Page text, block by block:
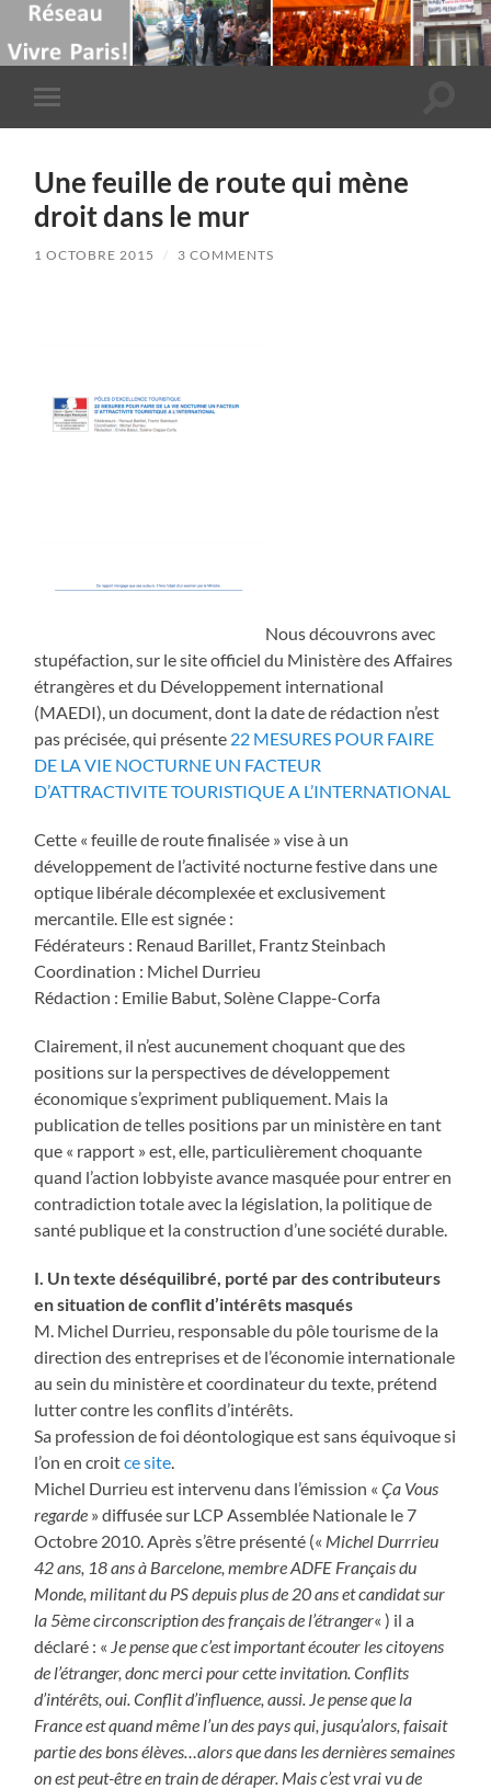
Toggle
mobile
Une feuille de route qui mène
droit dans le mur
1 OCTOBRE 2015 / 3 COMMENTS
Nous découvrons avec
stupéfaction, sur le site officiel du Ministère des Affaires
étrangères et du Développement international
(MAEDI), un document, dont la date de rédaction n’est
pas précisée, qui présente 22 MESURES POUR FAIRE
DE LA VIE NOCTURNE UN FACTEUR
D’ATTRACTIVITE TOURISTIQUE A L’INTERNATIONAL
Cette « feuille de route finalisée » vise à un
développement de l’activité nocturne festive dans une
optique libérale décomplexée et exclusivement
mercantile. Elle est signée :
Fédérateurs : Renaud Barillet, Frantz Steinbach
Coordination : Michel Durrieu
Rédaction : Emilie Babut, Solène Clappe-Corfa
Clairement, il n’est aucunement choquant que des
positions sur la perspectives de développement
économique s’expriment publiquement. Mais la
publication de telles positions par un ministère en tant
que « rapport » est, elle, particulièrement choquante
quand l’action lobbyiste avance masquée pour entrer en
contradiction totale avec la législation, la politique de
santé publique et la construction d’une société durable.
I. Un texte déséquilibré, porté par des contributeurs
en situation de conflit d’intérêts masqués
M. Michel Durrieu, responsable du pôle tourisme de la
direction des entreprises et de l’économie internationale
au sein du ministère et coordinateur du texte, prétend
lutter contre les conflits d’intérêts.
Sa profession de foi déontologique est sans équivoque si
l’on en croitce site
Michel Durrieu est intervenu dans l’émission «Ça Vous
regarde » diffusée sur LCP Assemblée Nationale le 7
Octobre 2010. Après s’être présenté (« Michel Durrrieu
42 ans, 18 ans à Barcelone, membre ADFE Français du
Monde, militant du PS depuis plus de 20 ans et candidat sur
la 5ème circonscription des français de l’étranger« ) il a
déclaré : « Je pense que c’est important écouter les citoyens
de l’étranger, donc merci pour cette invitation. Conflits
d’intérêts, oui. Conflit d’influence, aussi. Je pense que la
France est quand même l’un des pays qui, jusqu’alors, faisait
partie des bons élèves…alors que dans les dernières semaines
on est peut-être en train de déraper. Mais c’est vrai vu de